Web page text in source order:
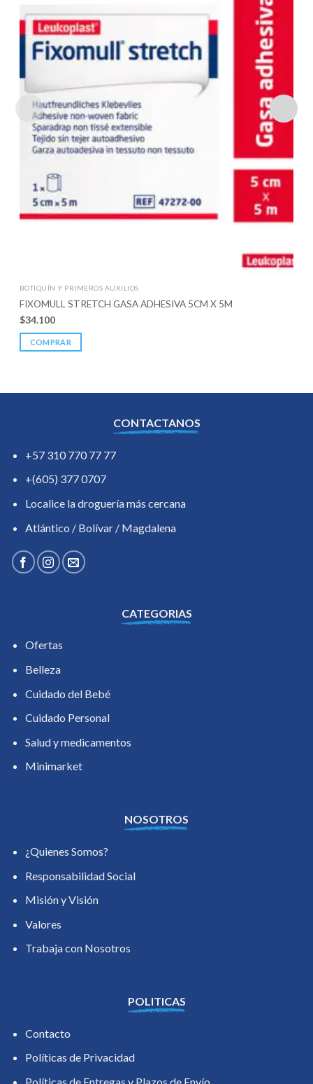
BOTIQUÍN Y PRIMEROS AUXILIOS
FIXOMULL STRETCH GASA ADHESIVA 5CM X 5M
$34.100
COMPRAR
CONTACTANOS
+57 310 770 77 77
+(605) 377 0707
Localice la droguería más cercana
Atlántico / Bolívar / Magdalena
CATEGORIAS
Ofertas
Belleza
Cuidado del Bebé
Cuidado Personal
Salud y medicamentos
Minimarket
NOSOTROS
¿Quienes Somos?
Responsabilidad Social
Misión y Visión
Valores
Trabaja con Nosotros
POLITICAS
Contacto
Políticas de Privacidad